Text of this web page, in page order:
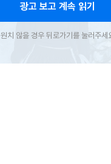
광고 보고 계속 읽기
원치 않을 경우 뒤로가기를 눌러주세